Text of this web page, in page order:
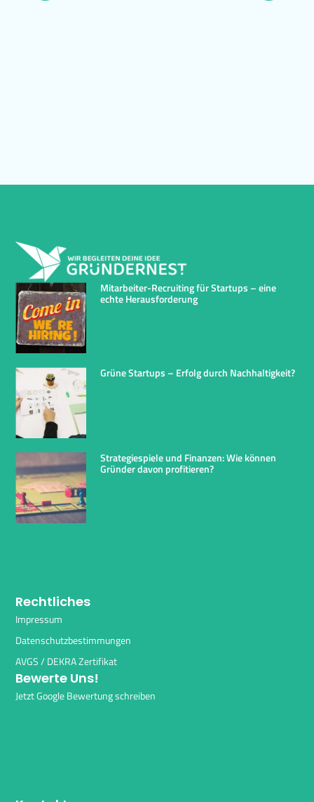
Mitarbeiter-Recruiting für Startups – eine
echte Herausforderung
Grüne Startups – Erfolg durch Nachhaltigkeit?
Strategiespiele und Finanzen: Wie können
Gründer davon profitieren?
Rechtliches
Impressum
Datenschutzbestimmungen
AVGS / DEKRA Zertifikat
Bewerte Uns!
Jetzt Google Bewertung schreiben